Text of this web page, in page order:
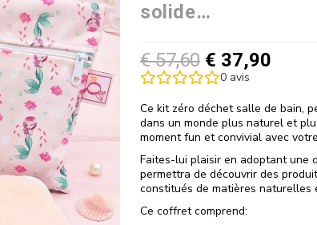
solide…
€57,60 € 37,90
0avis
Ce kit zéro déchet salle de bain,
dans un monde plus naturel et
moment fun et convivial avec
Faites-lui plaisir en adoptant une
permettra de découvrir des
constitués de matières naturelles
Ce coffret comprend: